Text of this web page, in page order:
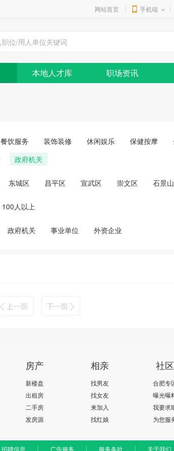
网站首页 手机端
本地人才库 职场资讯
餐饮服务 装饰装修 休闲娱乐 保健按摩
政府机关
东城区 昌平区 宣武区 崇文区 石景
100人以上
政府机关 事业单位 外资企业
房产
新楼盘
出租房
二手房
发房源
相亲
找男友
找女友
来加入
找红娘
社区
合肥专
曝光曝
我要求
为您服
招聘信息 广告服务 服务条款 关于我们